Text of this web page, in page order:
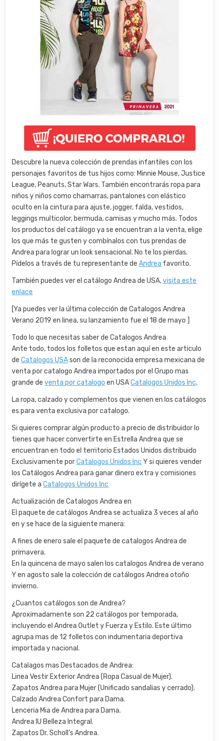
Descubre la nueva colección de prendas infantiles con los
personajes favoritos de tus hijos como: Minnie Mouse, Justice
League, Peanuts, Star Wars. También encontrarás ropa para
niños y niños como chamarras, pantalones con elástico
oculto en la cintura para ajuste, jogger, falda, vestidos,
leggings multicolor, bermuda, camisas y mucho más. Todos
los productos del catálogo ya se encuentran a la venta, elige
los que más te gusten y combínalos con tus prendas de
Andrea para lograr un look sensacional. No te los pierdas.
Pídelos a través de tu representante deAndrea favorito.
También puedes ver el catálogo Andrea de USA,visita este
enlace
[Ya puedes ver la última colección de Catalogos Andrea
Verano 2019 en linea, su lanzamiento fue el 18 de mayo ]
Todo lo que necesitas saber de Catalogos Andrea
Ante todo, todos los folletos que estan aquí en este articulo
deCatalogos USAson de la reconocida empresa mexicana de
venta por catalogo Andrea importados por el Grupo mas
grande deventa por catalogo en USACatalogos Unidos Inc.
La ropa, calzado y complementos que vienen en los catálogos
es para venta exclusiva por catalogo.
Si quieres comprar algún producto a precio de distribuidor lo
tienes que hacer convertirte en Estrella Andrea que se
encuentran en todo el territorio Estados Unidos distribuido
Exclusivamente porCatalogos Unidos Inc Y si quieres vender
los Catálogos Andrea para ganar dinero extra y comisiones
dirígete aCatalogos Unidos Inc
Actualización de Catalogos Andrea en
El paquete de catálogos Andrea se actualiza 3 veces al año
en y se hace de la siguiente manera:
A fines de enero sale el paquete de catalogos Andrea de
primavera.
En la quincena de mayo salen los catalogos Andrea de verano
Y en agosto sale la colección de catálogos Andrea otoño
invierno.
¿Cuantos catálogos son de Andrea?
Aproximadamente son 22 catálogos por temporada,
incluyendo el Andrea Outlet y Fuerza y Estilo. Este último
agrupa mas de 12 folletos con indumentaria deportiva
importada y nacional.
Catalagos mas Destacados de Andrea:
Linea Vestir Exterior Andrea (Ropa Casual de Mujer).
Zapatos Andrea para Mujer (Unificado sandalias y cerrado).
Calzado Andrea Confort para Dama.
Lenceria Mia de Andrea para Dama.
Andrea IU Belleza Integral.
Zapatos Dr. Scholl’s Andrea.